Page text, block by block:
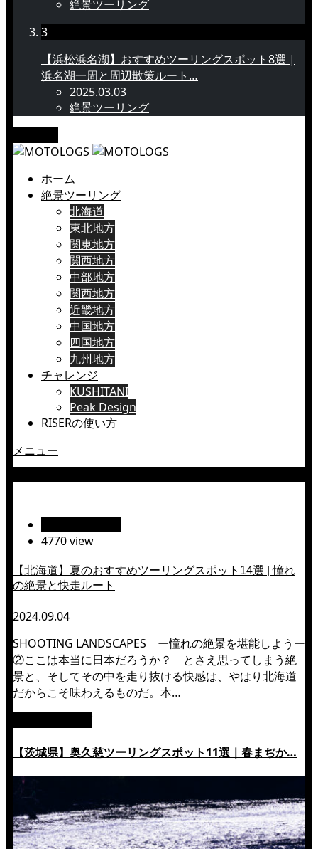
絶景ツーリング
3
【浜松浜名湖】おすすめツーリングスポット8選 |
浜名湖一周と周辺散策ルート…
2025.03.03
絶景ツーリング
ホーム
絶景ツーリング
北海道
東北地方
関東地方
関西地方
中部地方
関西地方
近畿地方
中国地方
四国地方
九州地方
チャレンジ
KUSHITANI
Peak Design
RISERの使い方
メニュー
4770 view
【北海道】夏のおすすめツーリングスポット14選 | 憧れ
の絶景と快走ルート
2024.09.04
SHOOTING LANDSCAPES ー憧れの絶景を堪能しようー
②ここは本当に日本だろうか？ とさえ思ってしまう絶
景と、そしてその中を走り抜ける快感は、やはり北海道
だからこそ味わえるものだ。本…
【茨城県】奥久慈ツーリングスポット11選｜春まぢか…